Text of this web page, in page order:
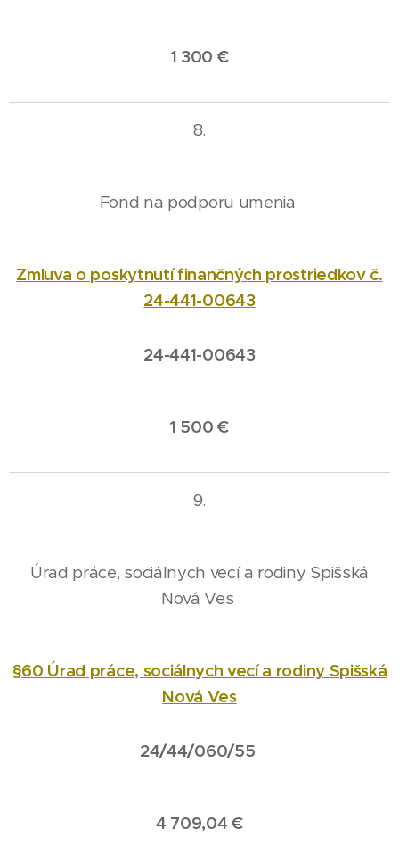
1 300 €
8.
Fond na podporu umenia
Zmluva o poskytnutí finančných prostriedkov č.
24-441-00643
24-441-00643
1 500 €
9.
Úrad práce, sociálnych vecí a rodiny Spišská
Nová Ves
§60 Úrad práce, sociálnych vecí a rodiny Spišská
Nová Ves
24/44/060/55
4 709,04 €